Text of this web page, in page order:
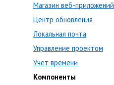
Магазин веб-приложений
Центр обновления
Локальная почта
Управление проектом
Учет времени
Компоненты